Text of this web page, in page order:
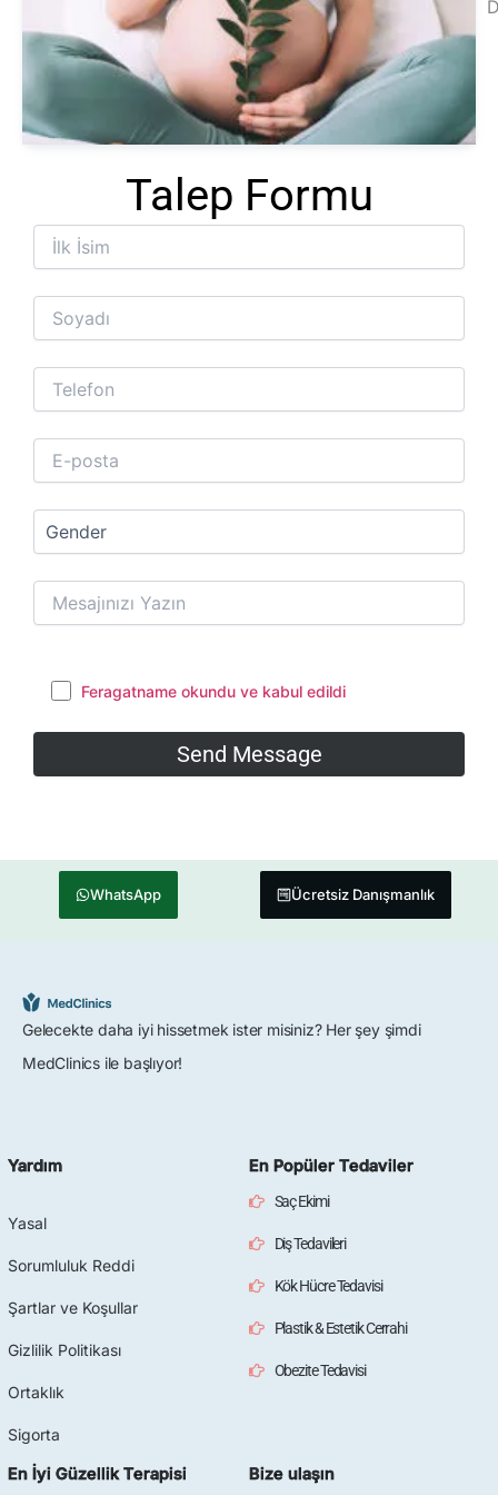
Talep Formu
Feragatname okundu ve kabul edildi
WhatsApp Ücretsiz Danışmanlık
Gelecekte daha iyi hissetmek ister misiniz? Her şey şimdi
MedClinics ile başlıyor!
Yardım
Yasal
Sorumluluk Reddi
Şartlar ve Koşullar
Gizlilik Politikası
Ortaklık
Sigorta
En Popüler Tedaviler
Saç Ekimi
Diş Tedavileri
Kök Hücre Tedavisi
Plastik & Estetik Cerrahi
Obezite Tedavisi
En İyi Güzellik Terapisi Bize ulaşın